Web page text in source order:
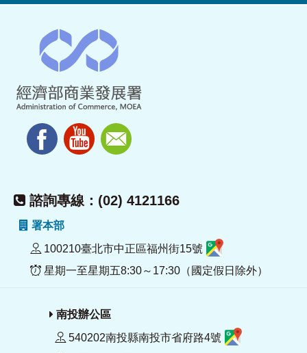
諮詢專線：(02) 4121166
署本部
100210臺北市中正區福州街15號
星期一至星期五8:30～17:30（國定假日除外）
南投辦公區
540202南投縣南投市省府路4號